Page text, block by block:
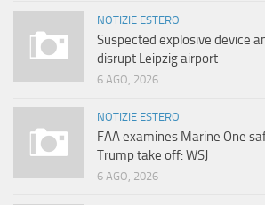
NOTIZIE ESTERO
Suspected explosive device
disrupt Leipzig airport
6 AGO, 2026
NOTIZIE ESTERO
FAA examines Marine One
Trump take off: WSJ
6 AGO, 2026